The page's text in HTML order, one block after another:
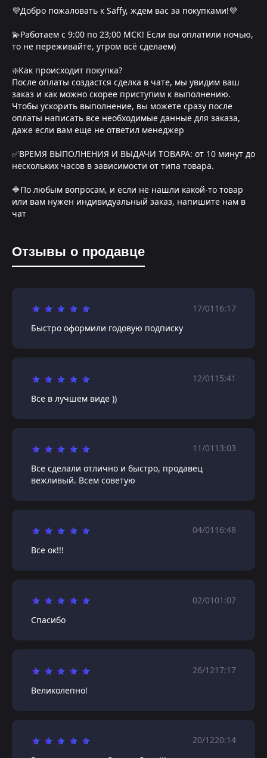
💜Добро пожаловать к Saffy, ждем вас за покупками!💜
💫Работаем с 9:00 по 23;00 МСК! Если вы оплатили ночью,
то не переживайте, утром всё сделаем)
❇️Как происходит покупка?
После оплаты создастся сделка в чате, мы увидим ваш
заказ и как можно скорее приступим к выполнению.
Чтобы ускорить выполнение, вы можете сразу после
оплаты написать все необходимые данные для заказа,
даже если вам еще не ответил менеджер
✅ВРЕМЯ ВЫПОЛНЕНИЯ И ВЫДАЧИ ТОВАРА: от 10 минут до
нескольких часов в зависимости от типа товара.
🔷По любым вопросам, и если не нашли какой-то товар
или вам нужен индивидуальный заказ, напишите нам в
чат
Отзывы о продавце
17/01 16:17
Быстро оформили годовую подписку
12/01 15:41
Все в лучшем виде ))
11/01 13:03
Все сделали отлично и быстро, продавец
вежливый. Всем советую
04/01 16:48
Все ок!!!
02/0101:07
Спасибо
26/1217:17
Великолепно!
20/1220:14